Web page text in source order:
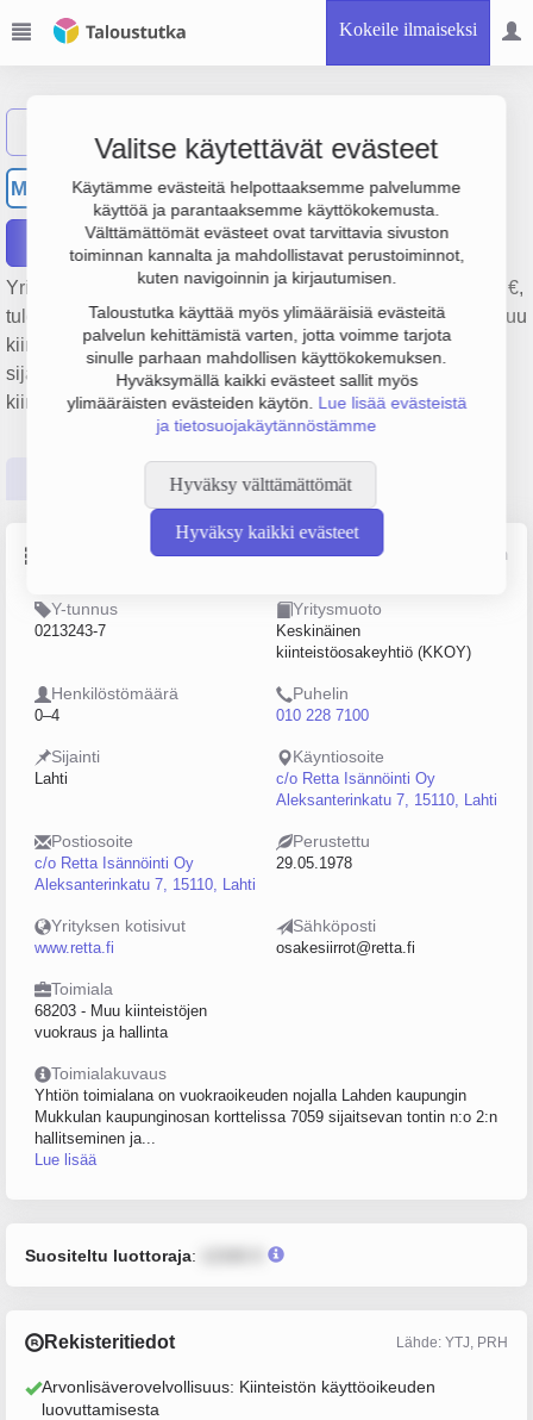
Kokeile ilmaiseksi
Valitse käytettävät evästeet
Käytämme evästeitä helpottaaksemme palvelumme
käyttöä ja parantaaksemme käyttökokemusta.
Välttämättömät evästeet ovat tarvittavia sivuston
toiminnan kannalta ja mahdollistavat perustoiminnot,
kuten navigoinnin ja kirjautumisen.
Taloustutka käyttää myös ylimääräisiä evästeitä
palvelun kehittämistä varten, jotta voimme tarjota
sinulle parhaan mahdollisen käyttökokemuksen.
Hyväksymällä kaikki evästeet sallit myös
ylimääräisten evästeiden käytön. Lue lisää evästeistä
ja tietosuojakäytännöstämme
Hyväksy välttämättömät
Hyväksy kaikki evästeet
MO Mukkulan Ostoskeskus Oy
Raportit
Yrityksen Mukkulan Ostoskeskus Oy liikevaihto on 188 000 €,
tulos -57 000 € ja henkilöstömäärä 0. Sen päätoimiala on Muu
kiinteistöjen vuokraus ja hallinta, perustamisvuosi 1978 ja
sijainti Lahti. Yrityksen yhtiömuoto Keskinäinen
kiinteistöosakeyhtiö (KKOY).
Tilinpäätösluvut Päättäjätiedot
Lähde: YTJ, PRH, Traficom
Y-tunnus
0213243-7
Yritysmuoto
Keskinäinen
kiinteistöosakeyhtiö (KKOY)
Henkilöstömäärä
0–4
Puhelin
010 228 7100
Sijainti
Lahti
Käyntiosoite
c/o Retta Isännöinti Oy
Aleksanterinkatu 7, 15110, Lahti
Postiosoite
c/o Retta Isännöinti Oy
Aleksanterinkatu 7, 15110, Lahti
Perustettu
29.05.1978
Yrityksen kotisivut
www.retta.fi
Sähköposti
osakesiirrot@retta.fi
Toimiala
68203 - Muu kiinteistöjen
vuokraus ja hallinta
Toimialakuvaus
Yhtiön toimialana on vuokraoikeuden nojalla Lahden kaupungin
Mukkulan kaupunginosan korttelissa 7059 sijaitsevan tontin n:o 2:n
hallitseminen ja...
Lue lisää
Suositeltu luottoraja:
Rekisteritiedot Lähde: YTJ, PRH
Arvonlisäverovelvollisuus: Kiinteistön käyttöoikeuden
luovuttamisesta